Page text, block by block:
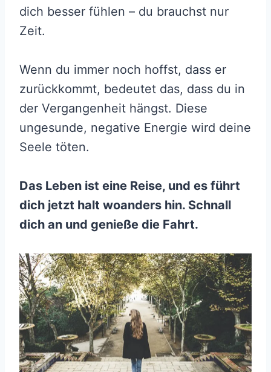
dich besser fühlen – du brauchst nur
Zeit.
Wenn du immer noch hoffst, dass er
zurückkommt, bedeutet das, dass du in
der Vergangenheit hängst. Diese
ungesunde, negative Energie wird deine
Seele töten.
Das Leben ist eine Reise, und es führt
dich jetzt halt woanders hin. Schnall
dich an und genieße die Fahrt.